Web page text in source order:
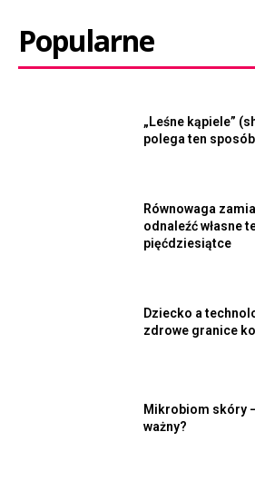
Popularne
„Leśne kąpiele”
polega ten
Równowaga
odnaleźć własne
pięćdziesiątce
Dziecko a
zdrowe granice
Mikrobiom skóry
ważny?